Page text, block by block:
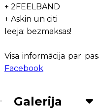
+ 2FEELBAND
+ Askin un citi
Ieeja: bezmaksas!
Visa informācija par
Facebook
Galerija